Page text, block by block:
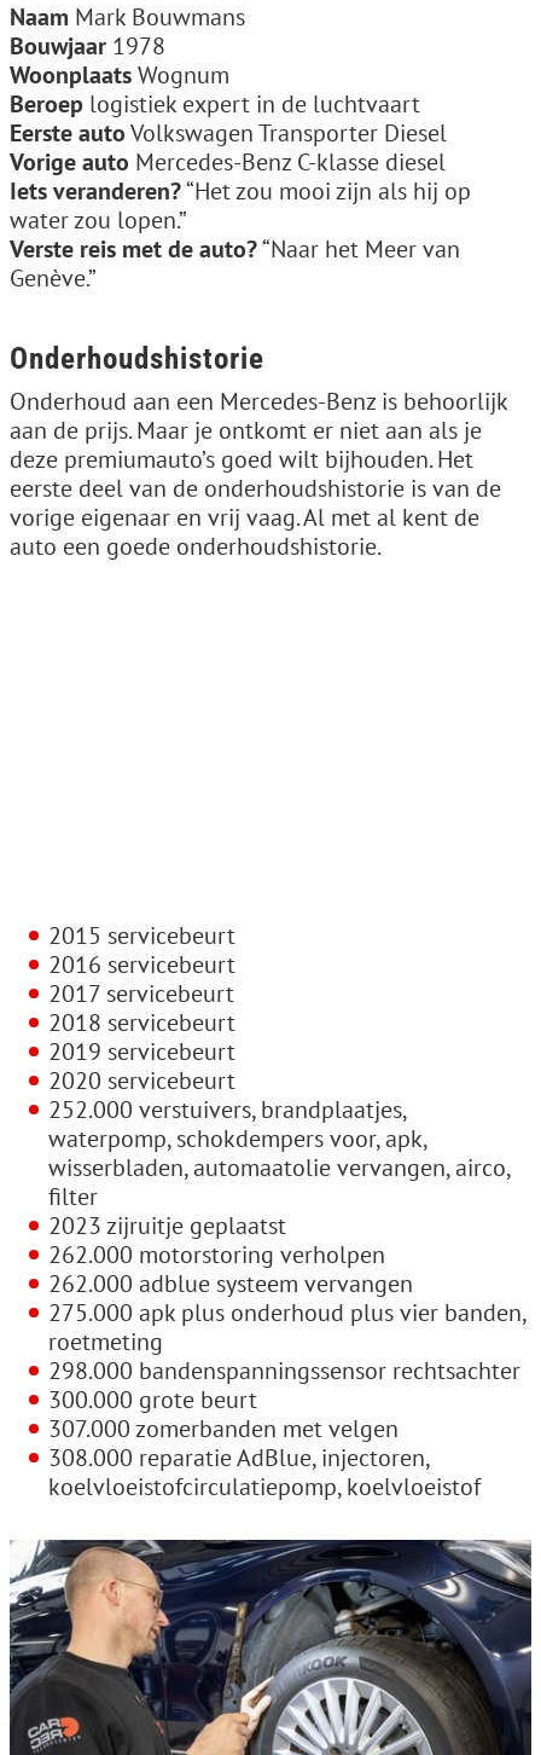
Naam Mark Bouwmans
Bouwjaar 1978
WoonplaatsWognum
Beroep logistiek expert in de luchtvaart
Eerste autoVolkswagen Transporter Diesel
Vorige auto Mercedes-Benz C-klasse diesel
Iets veranderen?“Het zou mooi zijn als hij op
water zou lopen.”
Verste reis met de auto?“Naar het Meer van
Genève.”
Onderhoudshistorie
Onderhoud aan een Mercedes-Benz is behoorlijk
aan de prijs. Maar je ontkomt er niet aan als je
deze premiumauto’s goed wilt bijhouden. Het
eerste deel van de onderhoudshistorie is van de
vorige eigenaar en vrij vaag. Al met al kent de
auto een goede onderhoudshistorie.
2015 servicebeurt
2016 servicebeurt
2017 servicebeurt
2018 servicebeurt
2019 servicebeurt
2020 servicebeurt
252.000 verstuivers, brandplaatjes,
waterpomp, schokdempers voor, apk,
wisserbladen, automaatolie vervangen, airco,
filter
2023 zijruitje geplaatst
262.000 motorstoring verholpen
262.000 adblue systeem vervangen
275.000 apk plus onderhoud plus vier banden,
roetmeting
298.000 bandenspanningssensor rechtsachter
300.000 grote beurt
307.000 zomerbanden met velgen
308.000 reparatie AdBlue, injectoren,
koelvloeistofcirculatiepomp, koelvloeistof